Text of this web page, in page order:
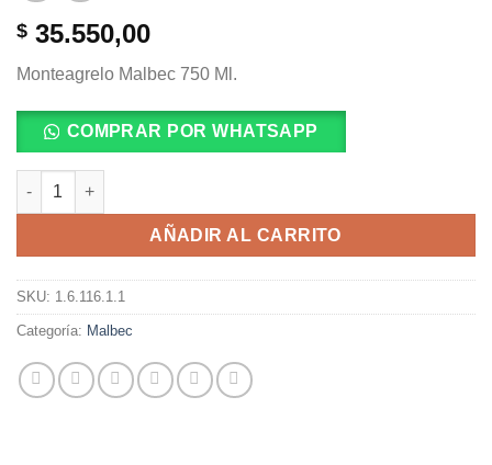
$ 35.550,00
Monteagrelo Malbec 750 Ml.
COMPRAR POR WHATSAPP
Monteagrelo Malbec 750 Ml. cantidad
AÑADIR AL CARRITO
SKU: 1.6.116.1.1
Categoría: Malbec